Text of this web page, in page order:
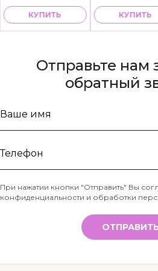
КУПИТЬ КУПИТЬ
Отправьте нам
обратный
Ваше
Телефон
*
При нажатии кнопки "Отправить" Вы
конфиденциальности и обработки